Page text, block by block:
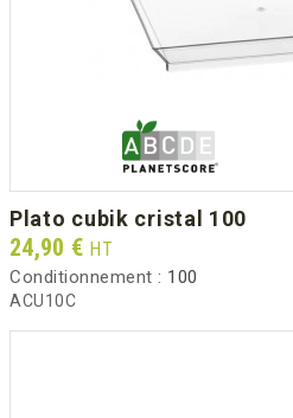
plato cubik cristal 100
Prix
24,90 € HT
Conditionnement : 100
ACU10C